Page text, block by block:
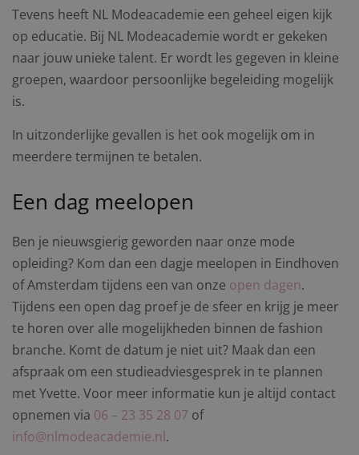
Tevens heeft NL Modeacademie een geheel eigen kijk
op educatie. Bij NL Modeacademie wordt er gekeken
naar jouw unieke talent. Er wordt les gegeven in kleine
groepen, waardoor persoonlijke begeleiding mogelijk
is.
In uitzonderlijke gevallen is het ook mogelijk om in
meerdere termijnen te betalen.
Een dag meelopen
Ben je nieuwsgierig geworden naar onze mode
opleiding? Kom dan een dagje meelopen in Eindhoven
of Amsterdam tijdens een van onze open dagen.
Tijdens een open dag proef je de sfeer en krijg je meer
te horen over alle mogelijkheden binnen de fashion
branche. Komt de datum je niet uit? Maak dan een
afspraak om een studieadviesgesprek in te plannen
met Yvette. Voor meer informatie kun je altijd contact
opnemen via 06 – 23 35 28 07 of
info@nlmodeacademie.nl.